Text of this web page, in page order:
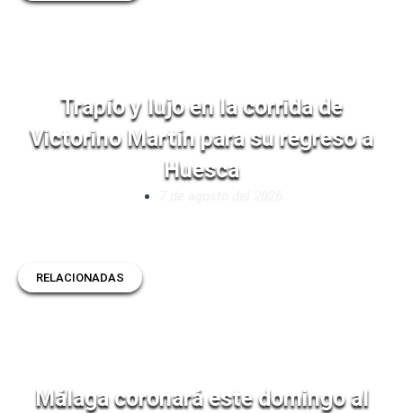
Trapío y lujo en la corrida de
Victorino Martín para su regreso a
Huesca
RELACIONADAS
Málaga coronará este domingo al